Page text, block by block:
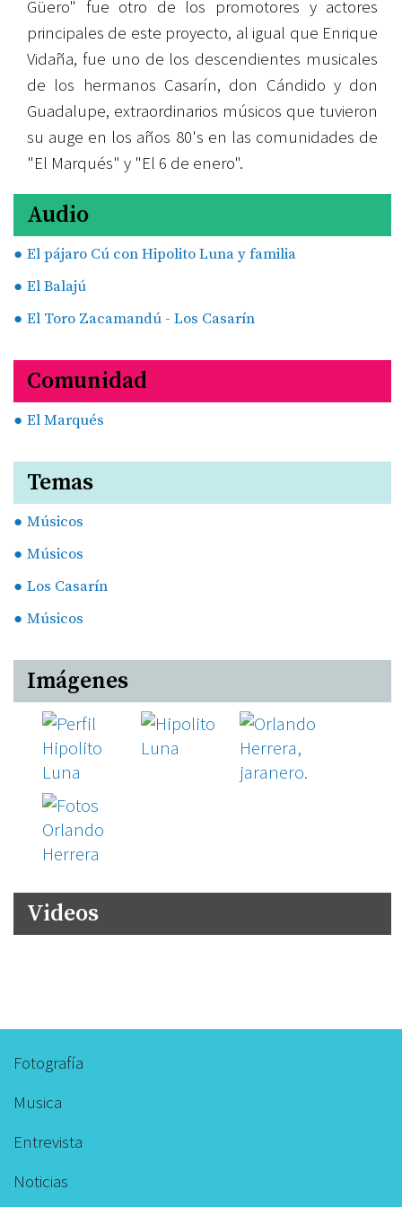
Güero" fue otro de los promotores y actores
principales de este proyecto, al igual que Enrique
Vidaña, fue uno de los descendientes musicales
de los hermanos Casarín, don Cándido y don
Guadalupe, extraordinarios músicos que tuvieron
su auge en los años 80's en las comunidades de
"El Marqués" y "El 6 de enero".
Audio
El pájaro Cú con Hipolito Luna y familia
El Balajú
El Toro Zacamandú - Los Casarín
Comunidad
El Marqués
Temas
Músicos
Músicos
Los Casarín
Músicos
Imágenes
Videos
Footer
menu
Fotografía
Musica
Entrevista
Noticias